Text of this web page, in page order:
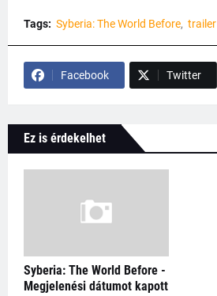
Tags: Syberia: The World Before trailer
Facebook Twitter
Ez is érdekelhet
Syberia: The World Before -
Megjelenési dátumot kapott